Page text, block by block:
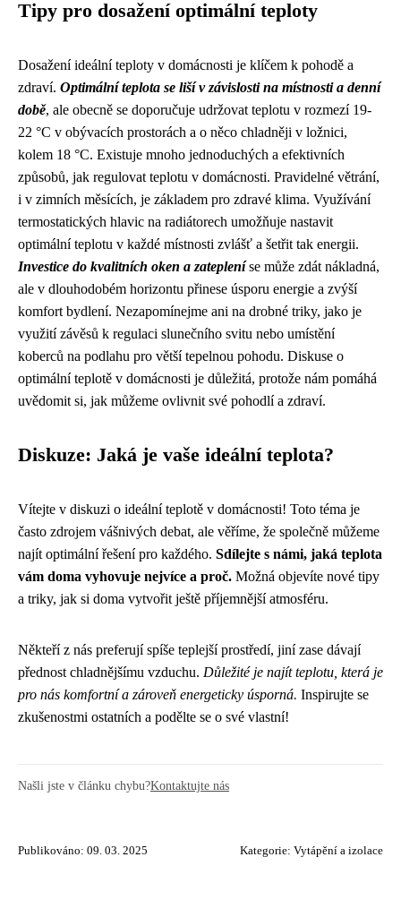
Tipy pro dosažení optimální teploty
Dosažení ideální teploty v domácnosti je klíčem k pohodě a
zdraví. Optimální teplota se liší v závislosti na místnosti a denní
době, ale obecně se doporučuje udržovat teplotu v rozmezí 19-
22 °C v obývacích prostorách a o něco chladněji v ložnici,
kolem 18 °C. Existuje mnoho jednoduchých a efektivních
způsobů, jak regulovat teplotu v domácnosti. Pravidelné větrání,
i v zimních měsících, je základem pro zdravé klima. Využívání
termostatických hlavic na radiátorech umožňuje nastavit
optimální teplotu v každé místnosti zvlášť a šetřit tak energii.
Investice do kvalitních oken a zatepleníse může zdát nákladná,
ale v dlouhodobém horizontu přinese úsporu energie a zvýší
komfort bydlení. Nezapomínejme ani na drobné triky, jako je
využití závěsů k regulaci slunečního svitu nebo umístění
koberců na podlahu pro větší tepelnou pohodu. Diskuse o
optimální teplotě v domácnosti je důležitá, protože nám pomáhá
uvědomit si, jak můžeme ovlivnit své pohodlí a zdraví.
Diskuze: Jaká je vaše ideální teplota?
Vítejte v diskuzi o ideální teplotě v domácnosti! Toto téma je
často zdrojem vášnivých debat, ale věříme, že společně můžeme
najít optimální řešení pro každého. Sdílejte s námi, jaká teplota
vám doma vyhovuje nejvíce a proč. Možná objevíte nové tipy
a triky, jak si doma vytvořit ještě příjemnější atmosféru.
Někteří z nás preferují spíše teplejší prostředí, jiní zase dávají
přednost chladnějšímu vzduchu. Důležité je najít teplotu, která je
pro nás komfortní a zároveň energeticky úsporná. Inspirujte se
zkušenostmi ostatních a podělte se o své vlastní!
Našli jste v článku chybu?Kontaktujte nás
Publikováno: 09. 03. 2025 Kategorie: Vytápění a izolace